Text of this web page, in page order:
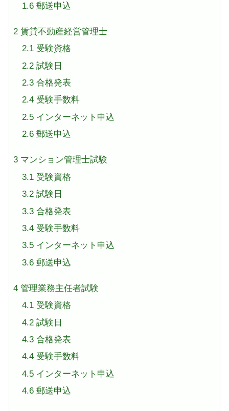
1.6郵送申込
2 賃貸不動産経営管理士
2.1受験資格
2.2試験日
2.3合格発表
2.4受験手数料
2.5インターネット申込
2.6郵送申込
3 マンション管理士試験
3.1受験資格
3.2試験日
3.3合格発表
3.4受験手数料
3.5インターネット申込
3.6郵送申込
4 管理業務主任者試験
4.1受験資格
4.2試験日
4.3合格発表
4.4受験手数料
4.5インターネット申込
4.6郵送申込